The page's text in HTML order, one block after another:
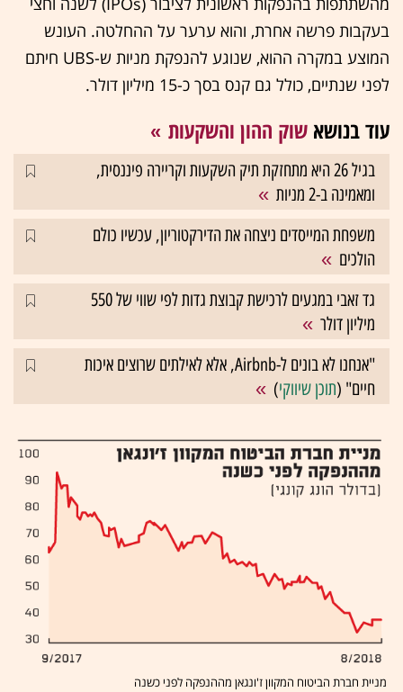
בעקבות פרשה אחרת, והוא ערער על ההחלטה. העונש
המוצע במקרה ההוא, שנוגע להנפקת מניות ש-UBS חיתם
לפני שנתיים, כולל גם קנס בסך כ-15 מיליון דולר.
עוד בנושא שוק ההון והשקעות
בגיל 26 היא מתחזקת תיק השקעות וקריירה פיננסית,
ומאמינה ב-2 מניות
משפחת המייסדים ניצחה את הדירקטוריון, עכשיו כולם
הולכים
גד זאבי במגעים לרכישת קבוצת גדות לפי שווי של 550
מיליון דולר
"אנחנו לא בונים ל-Airbnb, אלא לאילתים שרוצים איכות
חיים" (תוכן שיווקי)
מניית חברת הביטוח המקוון ז'ונגאן מההנפקה לפני כשנה